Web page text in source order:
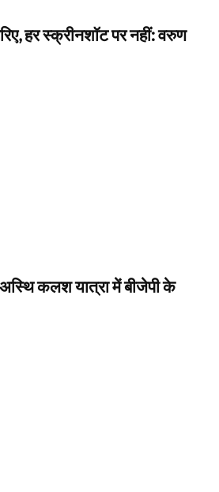
हर स्क्रीनशॉट पर नहीं: वरुण
कलश यात्रा में बीजेपी के